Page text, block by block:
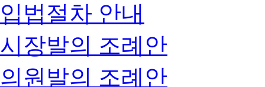
입법절차 안내
시장발의 조례안
의원발의 조례안